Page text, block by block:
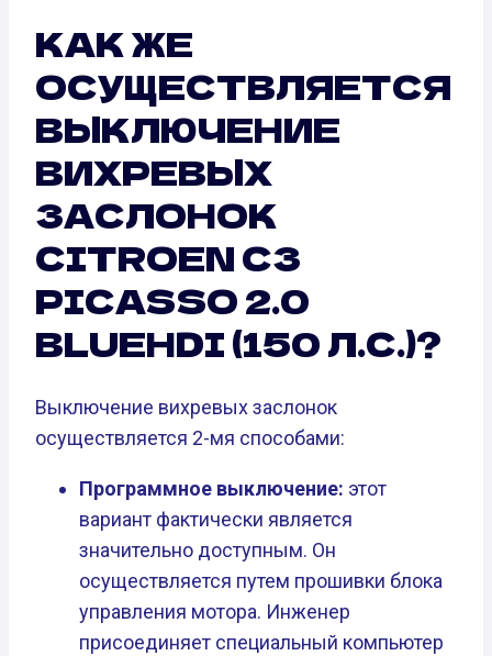
КАК ЖЕ
ОСУЩЕСТВЛЯЕТСЯ
ВЫКЛЮЧЕНИЕ
ВИХРЕВЫХ
ЗАСЛОНОК
CITROEN C3
PICASSO 2.0
BLUEHDI (150 Л.С.)?
Выключение вихревых заслонок
осуществляется 2-мя способами:
Программное выключение: этот
вариант фактически является
значительно доступным. Он
осуществляется путем прошивки блока
управления мотора. Инженер
присоединяет специальный компьютер